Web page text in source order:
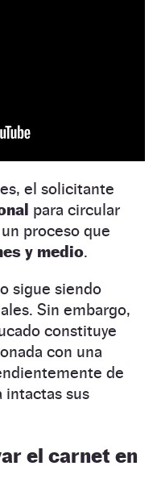
el solicitante
para circular
proceso que
y medio.
sigue siendo
Sin embargo,
constituye
con una
de
intactas sus
el carnet en